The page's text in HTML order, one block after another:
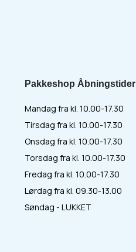
Pakkeshop Åbningstider
Mandag fra kl. 10.00-17.30
Tirsdag fra kl. 10.00-17.30
Onsdag fra kl. 10.00-17.30
Torsdag fra kl. 10.00-17.30
Fredag fra kl. 10.00-17.30
Lørdag fra kl. 09.30-13.00
Søndag - LUKKET